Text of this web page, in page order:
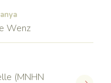
Wenz
(MNHN